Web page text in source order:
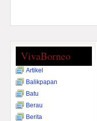
VivaBorneo
Artikel
Balikpapan
Batu
Berau
Berita